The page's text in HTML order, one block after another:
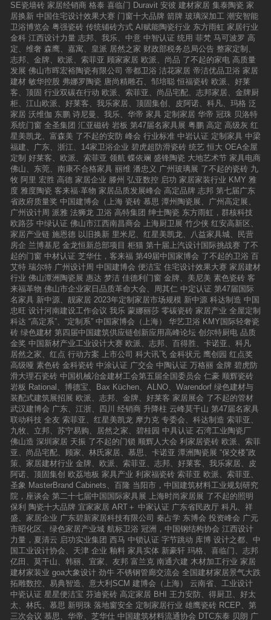
SE瓷墙砖 家居经销商 格泰 喜临门 Duravit 安彼 建材家居 集泰陶瓷 家
居换新 中国住宅设计效果大赛 门窗十大品牌 箭牌 玻璃深加工 潮安智能
卫浴博览会 粤强瓷砖 传统铺砖方式 AI赋能陶瓷行业 东方雨虹 家居行业
金科 江西设计力量 志邦、我乐、中意 中智认证 统用 菲梵 马可波罗 高
定、维奢 森鹰、嘉寓、皇派 居然之家 财政部税务总局公告 整家定制、
志邦、金牌、欧派、索菲亚 顾家家居 欧派、尚品 了不起的家电 高质量
发展 佛山市晖宏裕陶瓷有限公司 帝都卫浴 洁花家居 帝洁优品卫浴 家居
建材 敏华控股 弗娜罗陶瓷 唐尚精雕石、邹培聪 恒福瓷砖 欧派、好莱
客、顶固 行业双碳在行动 欧派、索菲亚、尚品宅配、志邦家居、金牌厨
柜、江山欧派、好莱客、我乐家居、顶固集创、皮阿诺、科凡、玛格 泛
家居 沃维伽 东鹏 诗尼曼、我乐、华帝 家具 定制家居 华帝 冠珠 贝洛特
系统门窗 全圣集团 汇亚磁砖 岩板 第47届名家具展 粤鹏 高定 高级灰 红
星美凯龙、富森美 了不起的安防 峰会 行业标准 中岩认证 定制家具 中梁
福建、广东、浙江、14家卫浴企业 碧虎超防滑瓷砖 统艺 恒大 OEA全屋
定制 好莱客、欧派、索菲亚 领航 蝶依斓 盛锋陶瓷 大地艺术节 家具电商
佛山、东莞、南康不合格家具 丽维 潘忠义 广州玻璃展 了不起的瓷砖 九
牧 阿里 宏胜 高德 家居企业 滕州 弘亚数控 启功 家居家装行业 KMY 雅
度 雅度陶瓷 客来福·革物 家居品质发展峰会 高定品牌 志邦 第七届广东
省政府质量奖 中国建博会（上海 瓷砖 慕思 潭州陶瓷展、广州高定展、
广州设计周 派雅 法狮龙 卫浴 高特集团 绅士陶瓷 东方雨虹，群核科技
欧路莎 中绿认证 佛山市江西南昌商会 上海厨卫展 竹少侠 红安高新区、
家居产业链 施恩德 以旧换新 里米尼、红星美凯龙、八益家具城、民营
房企 兰博基尼 金龙恒新总部项目 柜猫 第十届上汽设计国际挑战赛 了不
起的门窗 中材认证 芝华仕，客来福 第49届中国家博会 了不起的卫浴 百
艾特 瑞尔特 广州设计周 中国建博会 便洁宝 住宅设计效果大赛 家居建材
行业 佛山潭洲陶瓷展 惠达 梦洁 佳德利门窗 金牌、美尼美 素色瓷砖 客
来福革物 佛山市企业家日品质革命大会、周其仁 中定认证 第47届国际
名家具 新中源、靓家居 2023年定制家居市场规模 新中源 科达制造 中国
忠旺 设计河南建设工作会议 我乐 蒙娜丽莎 零碳瓷砖 家居产业 全屋定制
科达 “高定系”、“定制系” 中国家博会（上海） 华艺卫浴 KMY国际轻奢瓷
砖 绿色建材 第四届中国建筑供应链创新应用高峰论坛 创尔特厨电 品质
金奖 中国新材产业工业设计大赛 欧派、志邦、百得胜、卡诺亚、科凡
居然之家、红点 行动方案 上市公司 科大讯飞 金科状元 鹰创园 红点奖
高级哑 素色砖 金科瓷砖 中涂认证 广交会 中陶认证 万格丽 金牌 碧虎防
滑大理石瓷砖 中国机械冶金建材工会第五届全国委员会 仁豪 顺辉瓷砖
岩板 Rational、博德宝、Bax Küchen、ALNO、Warendorf 绿色建材与
装配式建筑展招展 欧派、志邦、金牌、好莱客 家居展会 了不起的管材
武汉建博会 广东、江浙、四川 经销商 升降柱 云峰莫干山 第47届名家具
联动科技 全友 索菲亚、红星美凯龙 摩力克 专委会、科达制造 索菲亚、
九牧、立邦、苏宁易购、居然之家、碧桂园 中具认证 石湾工业陶瓷厂
佛山造 深圳家居 天振 了不起的门锁 顺辉人大会 利家居瓷砖 欧派、索菲
亚、尚品宅配、顾家、林氏家居、慕思、卡诺亚 潭洲陶瓷展 “保交楼”政
策、家居建材行业 金牌、欧派、索菲亚、志邦、好莱客、我乐家居、皮
阿诺、顶固集创 欧荔地板 家具产业 利家福瓷砖 索菲亚 欧派、索菲亚、
圣象 MasterBrand Cabinets、百隆 当阳市，中国建筑材料工业规划研究
院，座谈会 第二十七届中国国际家具展 上海时尚家居展 了不起的照明
保利 陶瓷十大品牌 宜家家居 ART＋ 中家认证 广东省民政厅 科凡、祥
盛、家居企业 广东碧新家居科技有限公司 秦占学 东博会 投资峰会 广元
市昭化区、绿色家居产业城 航标卫浴 冠洲，中国钢结构协会 江西设计
力量，夏清云 启功实业集团 西马 中锁认证 字节跳动 库博 设计之都、中
国工业设计协会、天津 企业 釉料 家具实体 新豪轩 玛格、喜临门、志邦
亿田、莫干山、韩丽、宜家、友邦 富兰克 南通六建 木材加工行业 家居
建材家装业 goa大象设计 劲牛 不锈钢管廊交流会 全国建材家居景气大跌
拓雕数控、易典智造、意大利SCM 建博会（上海）
云南省、工业设计
中瓷认证 星星便洁宝 芬迪瓷砖 高定家居 BHI
王力安防、得厨卫、好太
太、林氏、慕思 新明珠 落地窗安全 定制家居行业 雄鹰瓷砖 RCEP、第
三次会议 慕思、华帝、芝华仕 中国建筑材料流通协会 DTC东泰 贝朗 广